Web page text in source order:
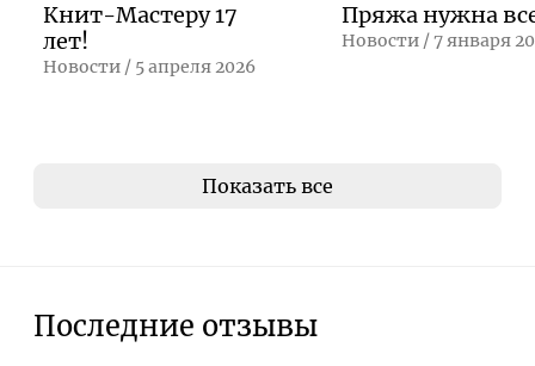
Книт-Мастеру 17
лет!
Новости / 5 апреля 2026
Пряжа нужна
Новости /7 января
Показать все
Последние отзывы